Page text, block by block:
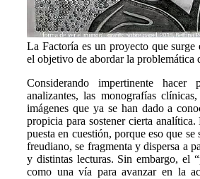
La Factoría es un proyecto que
el objetivo de abordar la problemática
Considerando impertinente
analizantes, las monografías
imágenes que ya se han dado a
propicia para sostener cierta
puesta en cuestión, porque eso que
freudiano, se fragmenta y dispersa a
y distintas lecturas. Sin embargo, el
como una vía para avanzar en la